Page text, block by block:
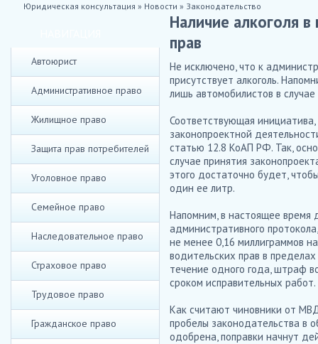
Юридическая консультация » Новости » Законодательство
Автоюрист
Административное право
Жилищное право
Защита прав потребителей
Уголовное право
Семейное право
Наследовательное право
Страховое право
Трудовое право
Гражданское право
Наличие алкоголя
прав
Не исключено, что к
присутствует алкоголь.
лишь автомобилистов в
Соответствующая
законопроектной
статью 12.8 КоАП РФ. Так,
случае принятия
этого достаточно будет,
один ее литр.
Напомним, в настоящее время
административного
не менее 0,16 миллиграммов
водительских прав в
течение одного года, штраф
сроком исправительных работ.
Как считают чиновники от
пробелы законодательства в
одобрена, поправки начнут